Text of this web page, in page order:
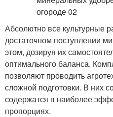
Абсолютно все культурные
достаточном поступлении
этом, дозируя их
оптимального баланса.
позволяют проводить
сложной подготовки. В них
содержатся в наиболее
пропорциях.